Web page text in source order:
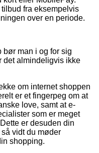
fra eksempelvis
over en periode.
bør man i og for sig
det almindeligvis ikke
om internet shoppen
er et fingerpeg om at
love, samt at e-
som er meget
er desuden din
vidt du møder
shopping.